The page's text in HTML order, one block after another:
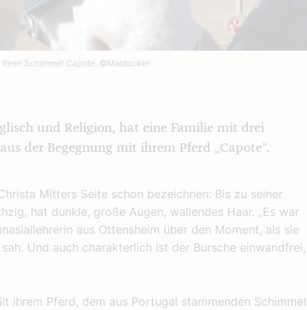
ihren Schimmel Capote. ©Maldacker
und Religion, hat eine Familie mit drei
der Begegnung mit ihrem Pferd „Capote“.
Mitters Seite schon bezeichnen: Bis zu seiner
hat dunkle, große Augen, wallendes Haar. „Es war
aus Ottensheim über den Moment, als sie
Und auch charakterlich ist der Bursche einwandfrei,
ihrem Pferd, dem aus Portugal stammenden Schimmel